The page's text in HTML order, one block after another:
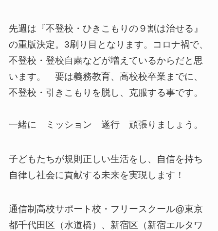
先週は『不登校・ひきこもりの９割は治せる』
の重版決定。3刷り目となります。コロナ禍で、
不登校・登校自粛などが増えているからだと思
います。 要は義務教育、高校校卒業までに、
不登校・引きこもりを脱し、克服する事です。
一緒に ミッション 遂行 頑張りましょう。
子どもたちが規則正しい生活をし、自信を持ち
自律し社会に貢献する未来を実現します！
通信制高校サポート校・フリースクール@東京
都千代田区（水道橋）、新宿区（新宿エルタワ